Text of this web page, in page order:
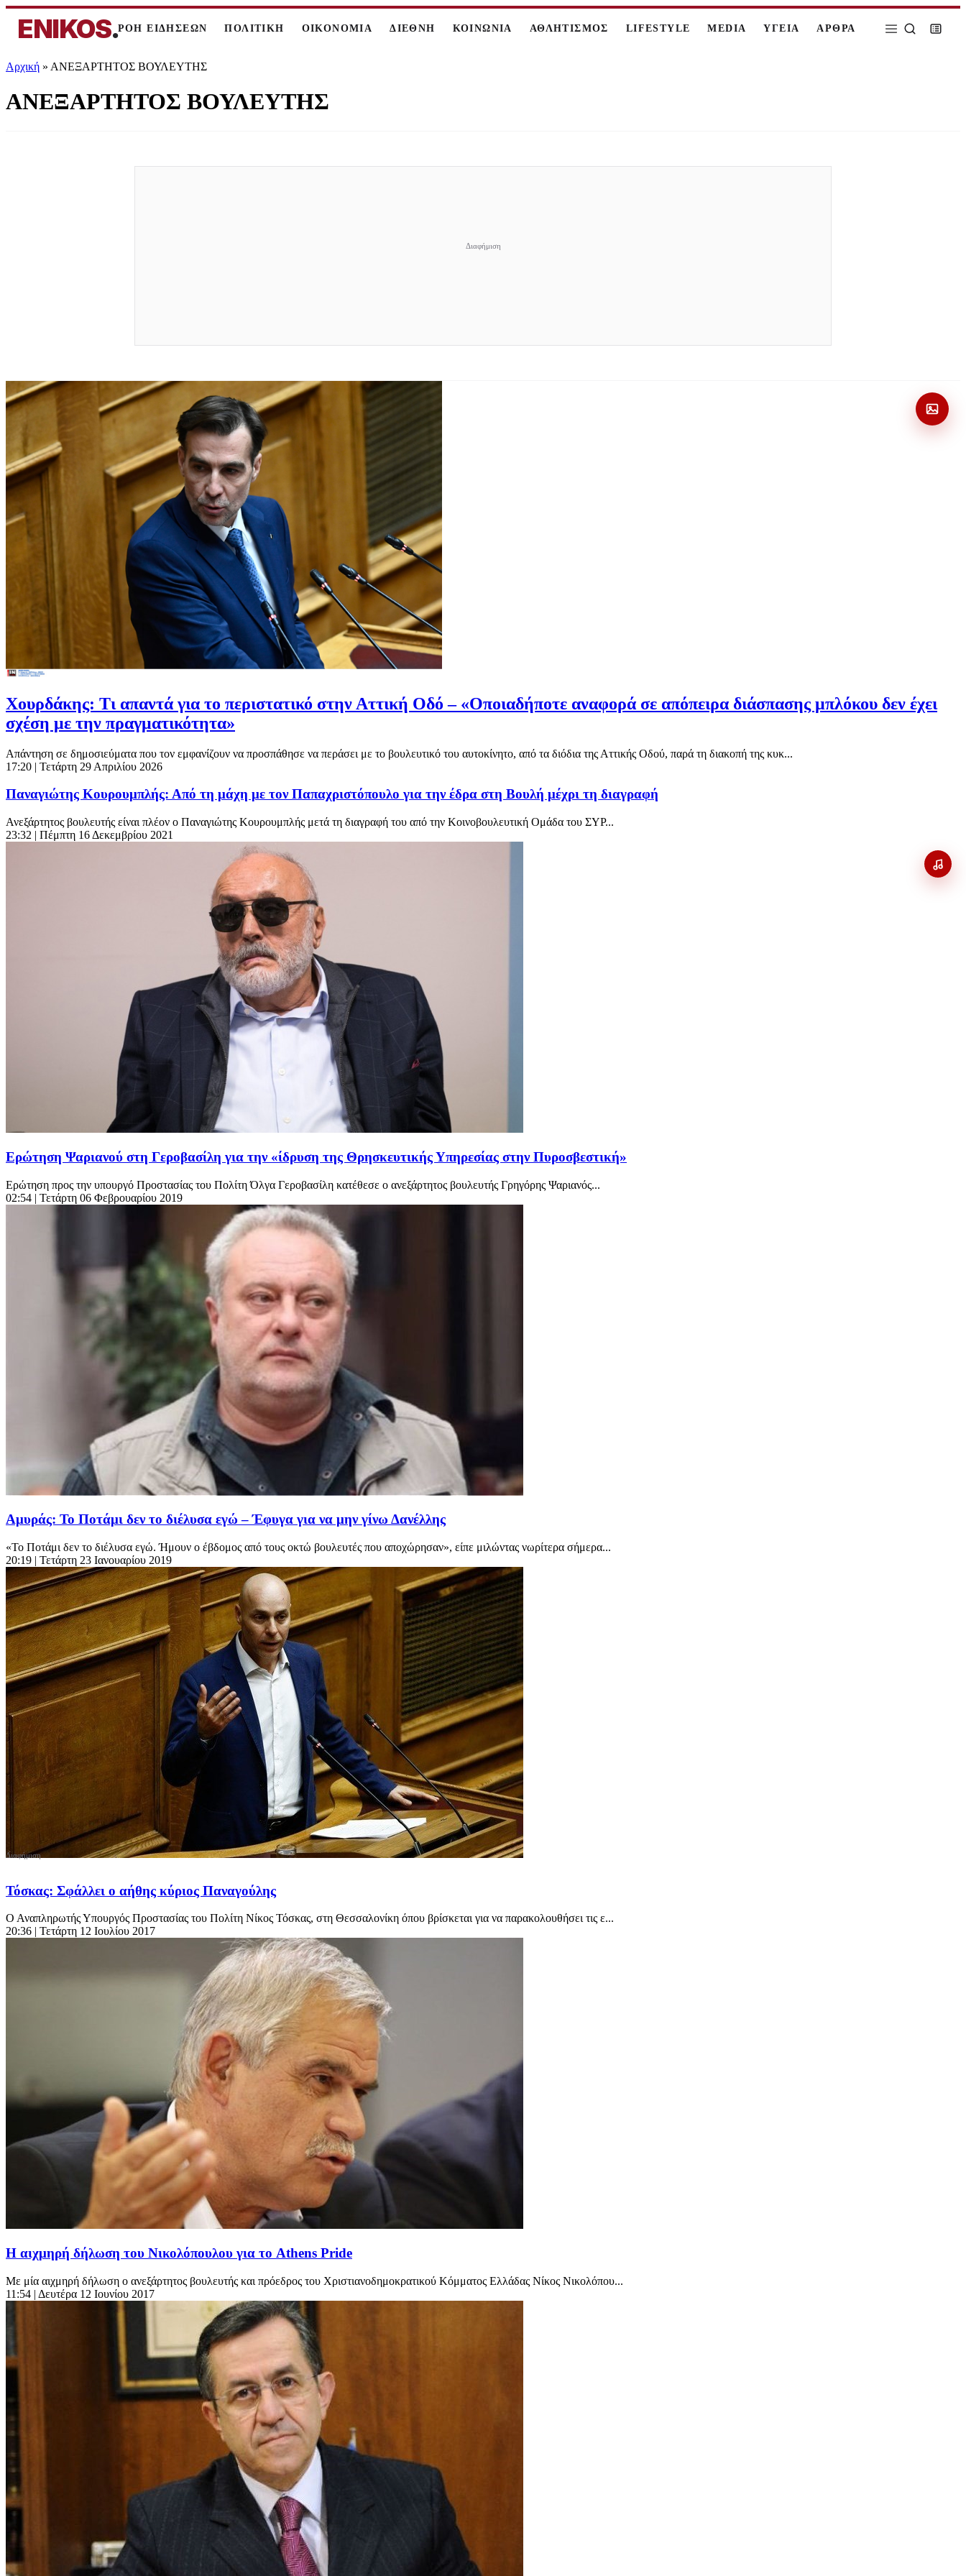
ENIKOS.ΡΟΗ ΕΙΔΗΣΕΩΝ ΠΟΛΙΤΙΚΗ ΟΙΚΟΝΟΜΙΑ ΔΙΕΘΝΗ ΚΟΙΝΩΝΙΑ ΑΘΛΗΤΙΣΜΟΣ LIFESTYLE MEDIA ΥΓΕΙΑ ΑΡΘΡΑ
Αρχική » ΑΝΕΞΑΡΤΗΤΟΣ ΒΟΥΛΕΥΤΗΣ
ΑΝΕΞΑΡΤΗΤΟΣ ΒΟΥΛΕΥΤΗΣ
Χουρδάκης: Τι απαντά για το περιστατικό στην Αττική Οδό – «Οποιαδήποτε αναφορά σε απόπειρα διάσπασης μπλόκου δεν έχει
σχέση με την πραγματικότητα»
Απάντηση σε δημοσιεύματα που τον εμφανίζουν να προσπάθησε να περάσει με το βουλευτικό του αυτοκίνητο, από τα διόδια της Αττικής Οδού, παρά τη διακοπή της κυκ...
17:20 | Τετάρτη 29 Απριλίου 2026
Παναγιώτης Κουρουμπλής: Από τη μάχη με τον Παπαχριστόπουλο για την έδρα στη Βουλή μέχρι τη διαγραφή
Ανεξάρτητος βουλευτής είναι πλέον ο Παναγιώτης Κουρουμπλής μετά τη διαγραφή του από την Κοινοβουλευτική Ομάδα του ΣΥΡ...
23:32 | Πέμπτη 16 Δεκεμβρίου 2021
Ερώτηση Ψαριανού στη Γεροβασίλη για την «ίδρυση της Θρησκευτικής Υπηρεσίας στην Πυροσβεστική»
Ερώτηση προς την υπουργό Προστασίας του Πολίτη Όλγα Γεροβασίλη κατέθεσε ο ανεξάρτητος βουλευτής Γρηγόρης Ψαριανός...
02:54 | Τετάρτη 06 Φεβρουαρίου 2019
Αμυράς: Το Ποτάμι δεν το διέλυσα εγώ – Έφυγα για να μην γίνω Δανέλλης
«Το Ποτάμι δεν το διέλυσα εγώ. Ήμουν ο έβδομος από τους οκτώ βουλευτές που αποχώρησαν», είπε μιλώντας νωρίτερα σήμερα...
20:19 | Τετάρτη 23 Ιανουαρίου 2019
Τόσκας: Σφάλλει ο αήθης κύριος Παναγούλης
Ο Αναπληρωτής Υπουργός Προστασίας του Πολίτη Νίκος Τόσκας, στη Θεσσαλονίκη όπου βρίσκεται για να παρακολουθήσει τις ε...
20:36 | Τετάρτη 12 Ιουλίου 2017
H αιχμηρή δήλωση του Νικολόπουλου για το Athens Pride
Με μία αιχμηρή δήλωση ο ανεξάρτητος βουλευτής και πρόεδρος του Χριστιανοδημοκρατικού Κόμματος Ελλάδας Νίκος Νικολόπου...
11:54 | Δευτέρα 12 Ιουνίου 2017